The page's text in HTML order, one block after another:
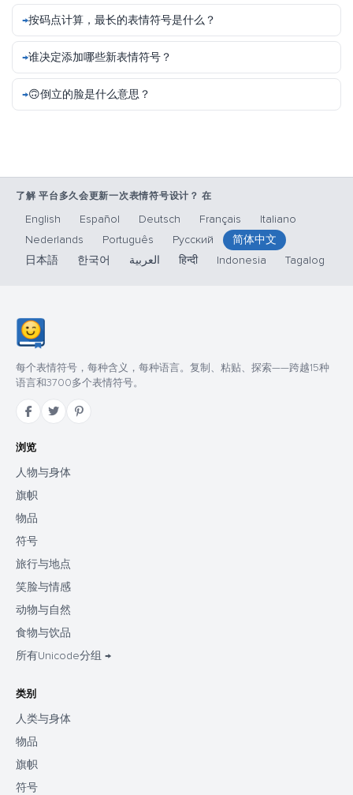
按码点计算，最长的表情符号是什么？
谁决定添加哪些新表情符号？
🙃倒立的脸是什么意思？
了解 平台多久会更新一次表情符号设计？ 在
English Español Deutsch Français
Italiano
Nederlands
Português Русский
简体中文
日本語
한국어 العربية हिन्दी Indonesia Tagalog
每个表情符号，每种含义，每种语言。复制、粘贴、探索——跨越15种
语言和3700多个表情符号。
浏览
人物与身体
旗帜
物品
符号
旅行与地点
笑脸与情感
动物与自然
食物与饮品
所有Unicode分组 →
类别
人类与身体
物品
旗帜
符号